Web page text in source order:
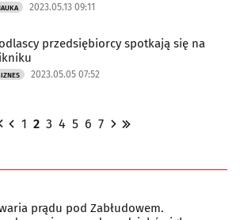
2023.05.13 09:11
przedsiębiorcy spotkają się na
2023.05.05 07:52
1 2 3 4 5 6 7
prądu pod Zabłudowem.